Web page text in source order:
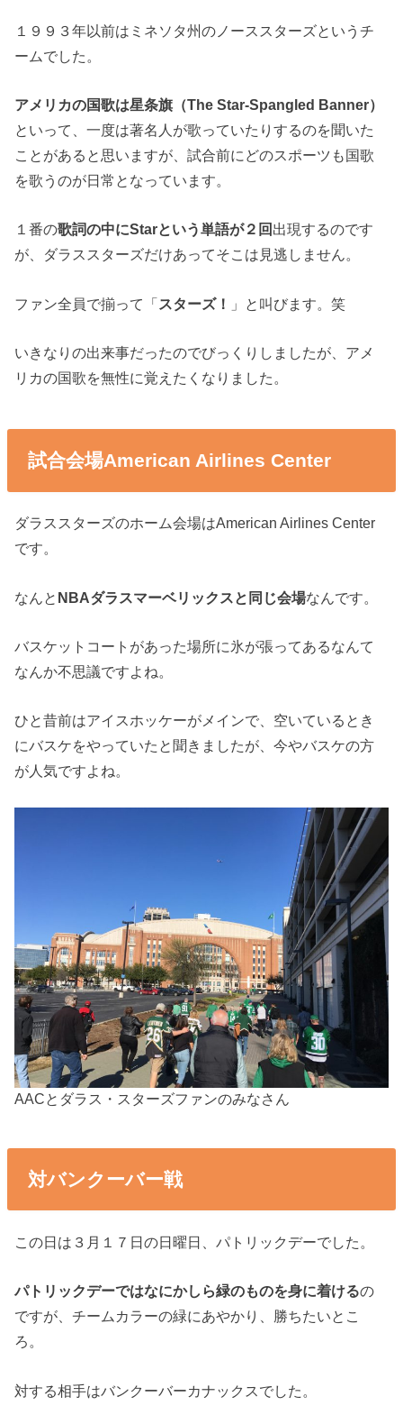
１９９３年以前はミネソタ州のノーススターズというチ
ームでした。
アメリカの国歌は星条旗（The Star-Spangled Banner）
といって、一度は著名人が歌っていたりするのを聞いた
ことがあると思いますが、試合前にどのスポーツも国歌
を歌うのが日常となっています。
１番の歌詞の中にStarという単語が２回 出現するのです
が、ダラススターズだけあってそこは見逃しません。
ファン全員で揃って「スターズ！ 」と叫びます。笑
いきなりの出来事だったのでびっくりしましたが、アメ
リカの国歌を無性に覚えたくなりました。
試合会場American Airlines Center
ダラススターズのホーム会場はAmerican Airlines Center
です。
なんと NBAダラスマーベリックスと同じ会場なんです。
バスケットコートがあった場所に氷が張ってあるなんて
なんか不思議ですよね。
ひと昔前はアイスホッケーがメインで、空いているとき
にバスケをやっていたと聞きましたが、今やバスケの方
が人気ですよね。
AACとダラス・スターズファンのみなさん
対バンクーバー戦
この日は３月１７日の日曜日、パトリックデーでした。
パトリックデーではなにかしら緑のものを身に着けるの
ですが、チームカラーの緑にあやかり、勝ちたいとこ
ろ。
対する相手はバンクーバーカナックスでした。